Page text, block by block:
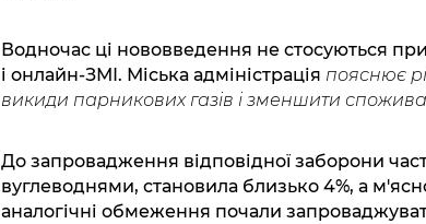
Водночас ці нововведення не стосуються
і онлайн-ЗМІ. Міська адміністрація пояснює
викиди парникових газів і зменшити
До запровадження відповідної заборони
вуглеводнями, становила близько 4%, а
аналогічні обмеження почали